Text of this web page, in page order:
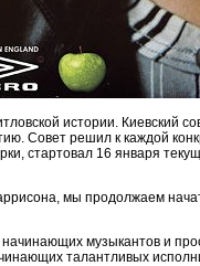
истории. Киевский
Совет решил к каждой
стартовал 16 января
мы продолжаем
музыкантов и
талантливых